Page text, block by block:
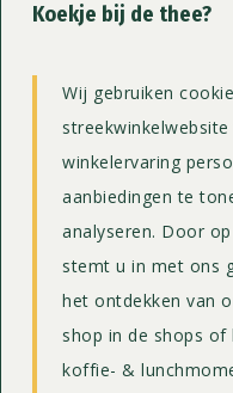
Koekje bij de thee?
Wij gebruiken
winkelervaring
aanbiedingen te
analyseren. Door
stemt u in met ons
het ontdekken van
shop in de shops of
koffie- &
Vrijdag 10:00 tot
Zondag 10:00 tot
Home
Streekwinkel
Menukaart
Theeschenkerij
Webshop
Contact